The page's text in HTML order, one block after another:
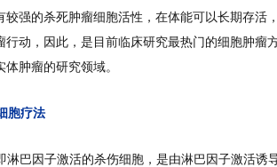
较强的杀死肿瘤细胞活性，在体能可以长期存
行动，因此，是目前临床研究最热门的细胞肿
体肿瘤的研究领域。
胞疗法
淋巴因子激活的杀伤细胞，是由淋巴因子激活诱